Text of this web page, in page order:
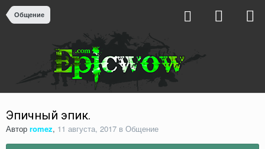
Общение
Эпичный эпик.
Автор romez, 11 августа, 2017 в Общение